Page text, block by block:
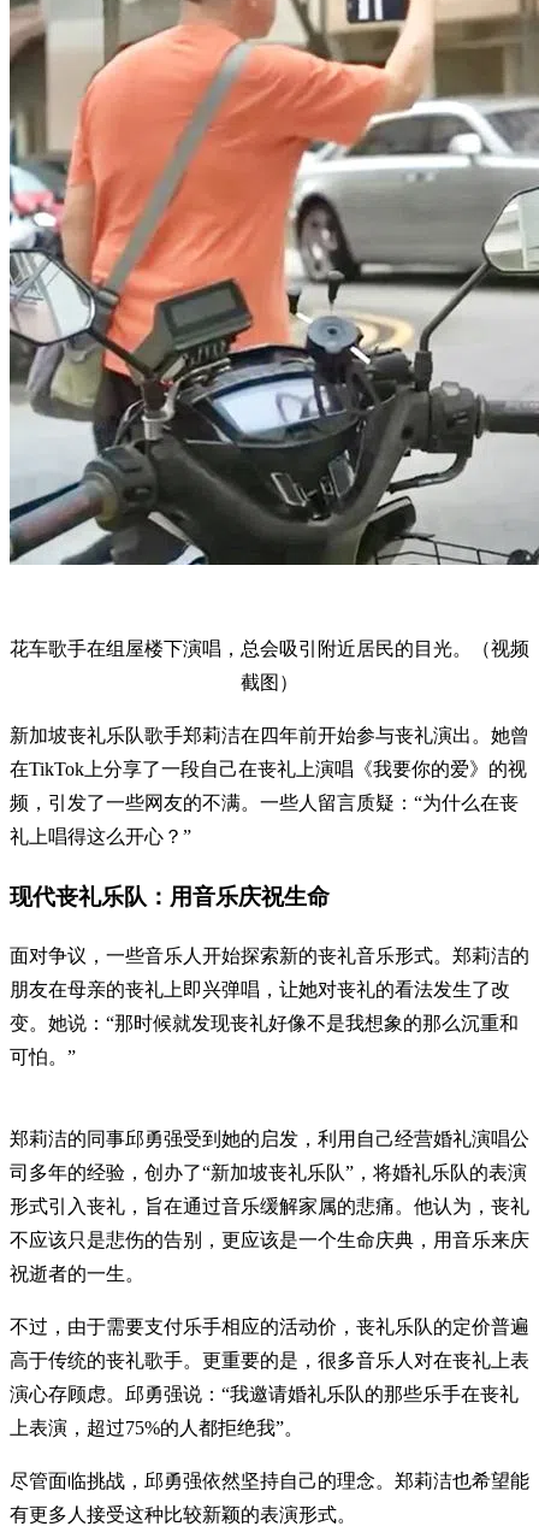
花车歌手在组屋楼下演唱，总会吸引附近居民的目光。（视频
截图）
新加坡丧礼乐队歌手郑莉洁在四年前开始参与丧礼演出。她曾
在TikTok上分享了一段自己在丧礼上演唱《我要你的爱》的视
频，引发了一些网友的不满。一些人留言质疑：“为什么在丧
礼上唱得这么开心？”
现代丧礼乐队：用音乐庆祝生命
面对争议，一些音乐人开始探索新的丧礼音乐形式。郑莉洁的
朋友在母亲的丧礼上即兴弹唱，让她对丧礼的看法发生了改
变。她说：“那时候就发现丧礼好像不是我想象的那么沉重和
可怕。”
郑莉洁的同事邱勇强受到她的启发，利用自己经营婚礼演唱公
司多年的经验，创办了“新加坡丧礼乐队”，将婚礼乐队的表演
形式引入丧礼，旨在通过音乐缓解家属的悲痛。他认为，丧礼
不应该只是悲伤的告别，更应该是一个生命庆典，用音乐来庆
祝逝者的一生。
不过，由于需要支付乐手相应的活动价，丧礼乐队的定价普遍
高于传统的丧礼歌手。更重要的是，很多音乐人对在丧礼上表
演心存顾虑。邱勇强说：“我邀请婚礼乐队的那些乐手在丧礼
上表演，超过75%的人都拒绝我”。
尽管面临挑战，邱勇强依然坚持自己的理念。郑莉洁也希望能
有更多人接受这种比较新颖的表演形式。